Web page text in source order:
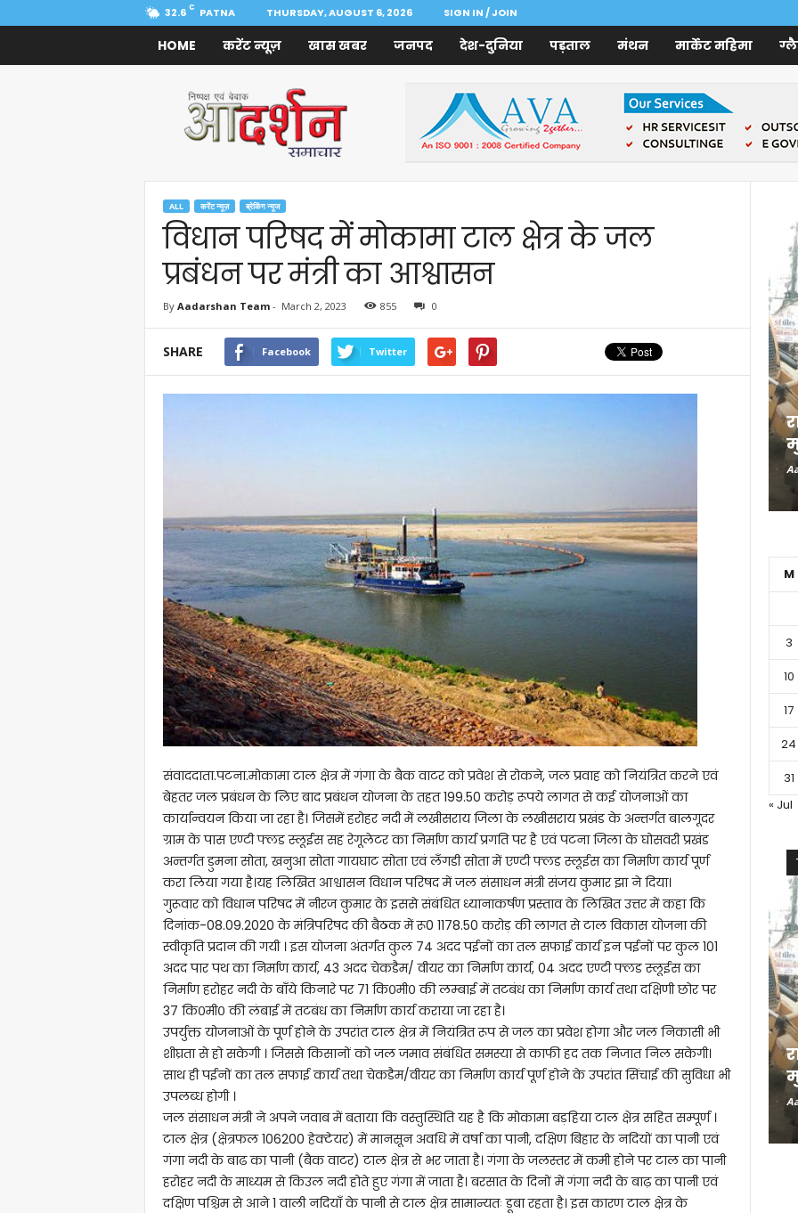
32.6 C PATNA THURSDAY, AUGUST 6, 2026 SIGN IN / JOIN
HOME करेंट न्यूज़ खास खबर जनपद देश-दुनिया पड़ताल मंथन मार्केट महिमा
Samachar
ALL करेंट न्यूज़ ब्रेकिंग न्यूज
विधान परिषद में मोकामा टाल क्षेत्र के जल
प्रबंधन पर मंत्री का आश्वासन
By Aadarshan Team- March 2, 2023 855 0
SHARE Facebook Twitter
संवाददाता.पटना.मोकामा टाल क्षेत्र में गंगा के बैक वाटर को प्रवेश से रोकने, जल प्रवाह को नियंत्रित करने एवं
बेहतर जल प्रबंधन के लिए बाद प्रबंधन योजना के तहत 199.50 करोड़ रूपये लागत से कई योजनाओं का
कार्यान्वयन किया जा रहा है। जिसमें हरोहर नदी में लखीसराय जिला के लखीसराय प्रखंड के अन्तर्गत बालगूदर
ग्राम के पास एण्टी फ्लड स्लूईस सह रेगूलेटर का निर्माण कार्य प्रगति पर है एवं पटना जिला के घोसवरी प्रखंड
अन्तर्गत डुमना सोता, खनुआ सोता गायघाट सोता एवं लँगडी सोता में एण्टी फ्लड स्लूईस का निर्माण कार्य पूर्ण
करा लिया गया है।यह लिखित आश्वासन विधान परिषद में जल संसाधन मंत्री संजय कुमार झा ने दिया।
गुरूवार को विधान परिषद में नीरज कुमार के इससे संबंधित ध्यानाकर्षण प्रस्ताव के लिखित उत्तर में कहा कि
दिनांक-08.09.2020 के मंत्रिपरिषद की बैठक में रू0 1178.50 करोड़ की लागत से टाल विकास योजना की
स्वीकृति प्रदान की गयी । इस योजना अंतर्गत कुल 74 अदद पईनों का तल सफाई कार्य इन पईनों पर कुल 101
अदद पार पथ का निर्माण कार्य, 43 अदद चेकडैम/ वीयर का निर्माण कार्य, 04 अदद एण्टी फ्लड स्लूईस का
निर्माण हरोहर नदी के बाँये किनारे पर 71 कि०मी० की लम्बाई में तटबंध का निर्माण कार्य तथा दक्षिणी छोर पर
37 कि०मी० की लंबाई में तटबंध का निर्माण कार्य कराया जा रहा है।
उपर्युक्त योजनाओं के पूर्ण होने के उपरांत टाल क्षेत्र में नियंत्रित रूप से जल का प्रवेश होगा और जल निकासी भी
शीघ्रता से हो सकेगी । जिससे किसानों को जल जमाव संबंधित समस्या से काफी हद तक निजात निल सकेगी।
साथ ही पईनों का तल सफाई कार्य तथा चेकडैम/वीयर का निर्माण कार्य पूर्ण होने के उपरांत सिंचाई की सुविधा भी
उपलब्ध होगी ।
जल संसाधन मंत्री ने अपने जवाब में बताया कि वस्तुस्थिति यह है कि मोकामा बड़हिया टाल क्षेत्र सहित सम्पूर्ण ।
टाल क्षेत्र (क्षेत्रफल 106200 हेक्टेयर) में मानसून अवधि में वर्षा का पानी, दक्षिण बिहार के नदियों का पानी एवं
गंगा नदी के बाढ का पानी (बैक वाटर) टाल क्षेत्र से भर जाता है। गंगा के जलस्तर में कमी होने पर टाल का पानी
हरोहर नदी के माध्यम से किउल नदी होते हुए गंगा में जाता है। बरसात के दिनों में गंगा नदी के बाढ़ का पानी एवं
दक्षिण पश्चिम से आने 1 वाली नदियाँ के पानी से टाल क्षेत्र सामान्यतः डूबा रहता है। इस कारण टाल क्षेत्र के
M
3
10
17
24
31
« Jul